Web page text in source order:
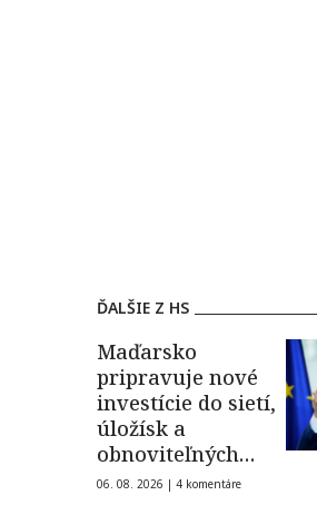
ĎALŠIE Z HS
Maďarsko
pripravuje nové
investície do sietí,
úložísk a
obnoviteľných
zdrojov
06. 08. 2026 | 4 komentáre